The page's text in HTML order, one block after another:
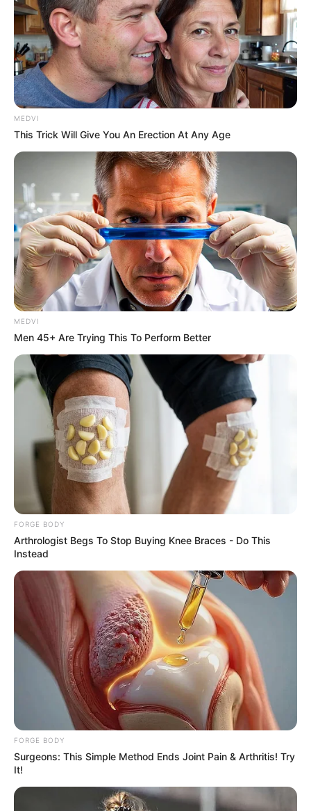
These 9 Actresses Will Make You Rethink Good
And Evil!
BRAINBERRIES
These 6 Movies Were So Bad That They Became
Instant Classics
BRAINBERRIES
Remember Them? These '90s Couples Defined An
Era—See The Complete List
BRAINBERRIES
Is The Movie "Danish Girl" A True Story?
BRAINBERRIES
MEDVI
This Trick Will Give You An Erection At Any Age
MEDVI
Men 45+ Are Trying This To Perform Better
FORGE BODY
Arthrologist Begs To Stop Buying Knee Braces - Do This
Instead
FORGE BODY
Surgeons: This Simple Method Ends Joint Pain & Arthritis! Try
It!